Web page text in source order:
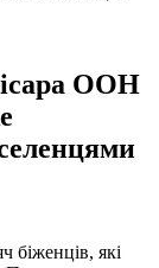
ООН
біженців, які